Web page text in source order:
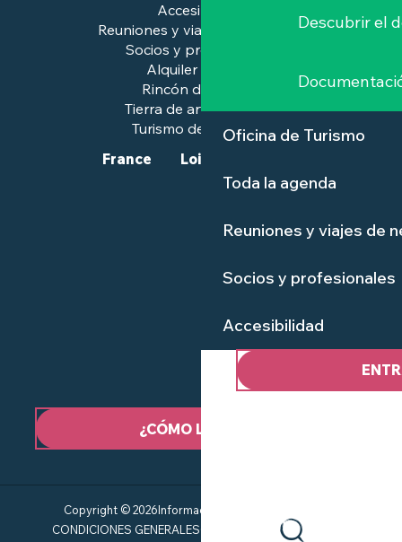
Descubrir el
Oficina de Turismo
Toda la agenda
Reuniones y viajes de
Socios y profesionales
Accesibilidad
Accesibilidad
Reuniones y viajes de negocios
Socios y profesionales
Alquiler de salas
Rincón de prensa
Tierra de arte e historia
Turismo de calidad™.
¿CÓMO LLEGAR?
France Loire-Atlantique
Copyright © 2026Información jurídica
CONDICIONES GENERALES Gestión del consentimiento